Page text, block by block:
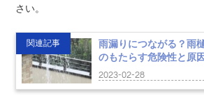
さい。
関連記事
雨漏りにつながる？雨
のもたらす危険性と原
2023-02-28